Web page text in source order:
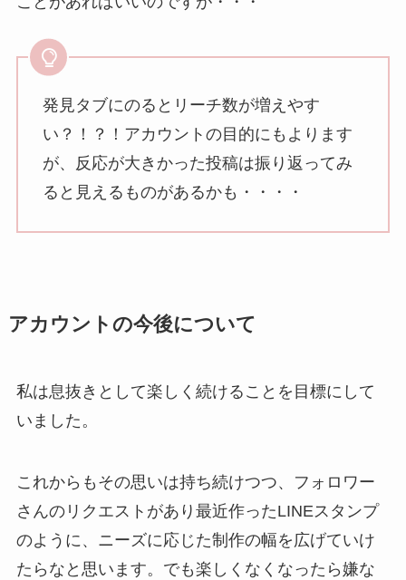
発見タブにのるとリーチ数が増えやす
い？！？！アカウントの目的にもよります
が、反応が大きかった投稿は振り返ってみ
ると見えるものがあるかも・・・・
アカウントの今後について
私は息抜きとして楽しく続けることを目標にして
いました。
これからもその思いは持ち続けつつ、フォロワー
さんのリクエストがあり最近作ったLINEスタンプ
のように、ニーズに応じた制作の幅を広げていけ
たらなと思います。でも楽しくなくなったら嫌な